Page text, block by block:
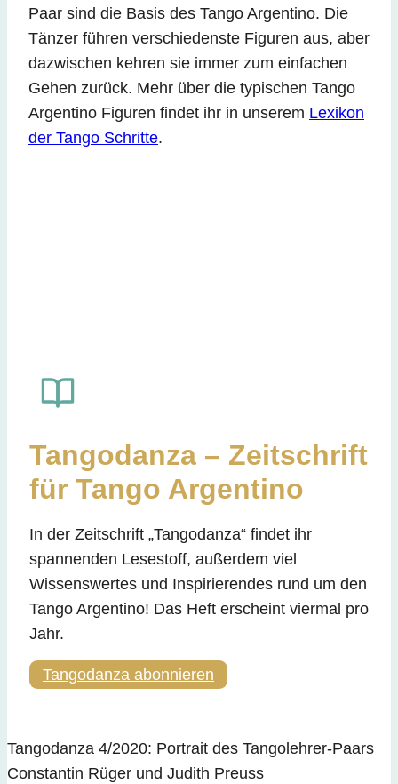
Paar sind die Basis des Tango Argentino. Die
Tänzer führen verschiedenste Figuren aus, aber
dazwischen kehren sie immer zum einfachen
Gehen zurück. Mehr über die typischen Tango
Argentino Figuren findet ihr in unserem Lexikon
der Tango Schritte.
Tangodanza – Zeitschrift
für Tango Argentino
In der Zeitschrift „Tangodanza“ findet ihr
spannenden Lesestoff, außerdem viel
Wissenswertes und Inspirierendes rund um den
Tango Argentino! Das Heft erscheint viermal pro
Jahr.
Tangodanza abonnieren
Tangodanza 4/2020: Portrait des Tangolehrer-Paars
Constantin Rüger und Judith Preuss